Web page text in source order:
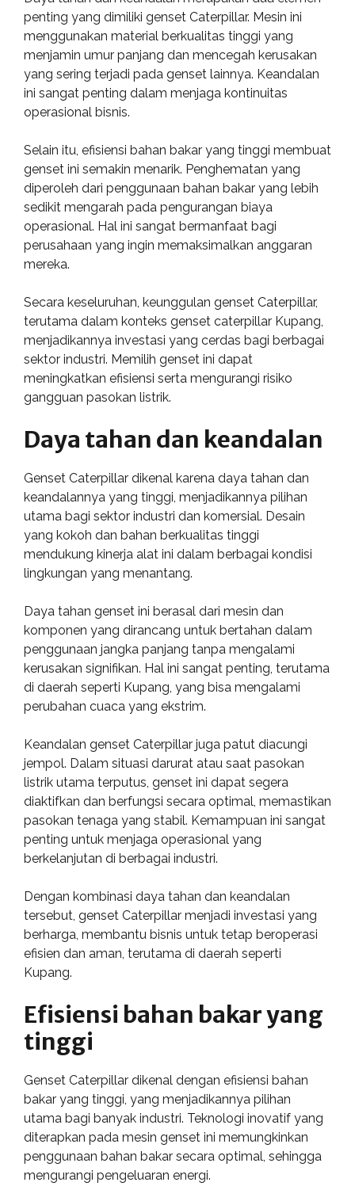
penting yang dimiliki genset Caterpillar. Mesin ini
menggunakan material berkualitas tinggi yang
menjamin umur panjang dan mencegah kerusakan
yang sering terjadi pada genset lainnya. Keandalan
ini sangat penting dalam menjaga kontinuitas
operasional bisnis.
Selain itu, efisiensi bahan bakar yang tinggi membuat
genset ini semakin menarik. Penghematan yang
diperoleh dari penggunaan bahan bakar yang lebih
sedikit mengarah pada pengurangan biaya
operasional. Hal ini sangat bermanfaat bagi
perusahaan yang ingin memaksimalkan anggaran
mereka.
Secara keseluruhan, keunggulan genset Caterpillar,
terutama dalam konteks genset caterpillar Kupang,
menjadikannya investasi yang cerdas bagi berbagai
sektor industri. Memilih genset ini dapat
meningkatkan efisiensi serta mengurangi risiko
gangguan pasokan listrik.
Daya tahan dan keandalan
Genset Caterpillar dikenal karena daya tahan dan
keandalannya yang tinggi, menjadikannya pilihan
utama bagi sektor industri dan komersial. Desain
yang kokoh dan bahan berkualitas tinggi
mendukung kinerja alat ini dalam berbagai kondisi
lingkungan yang menantang.
Daya tahan genset ini berasal dari mesin dan
komponen yang dirancang untuk bertahan dalam
penggunaan jangka panjang tanpa mengalami
kerusakan signifikan. Hal ini sangat penting, terutama
di daerah seperti Kupang, yang bisa mengalami
perubahan cuaca yang ekstrim.
Keandalan genset Caterpillar juga patut diacungi
jempol. Dalam situasi darurat atau saat pasokan
listrik utama terputus, genset ini dapat segera
diaktifkan dan berfungsi secara optimal, memastikan
pasokan tenaga yang stabil. Kemampuan ini sangat
penting untuk menjaga operasional yang
berkelanjutan di berbagai industri.
Dengan kombinasi daya tahan dan keandalan
tersebut, genset Caterpillar menjadi investasi yang
berharga, membantu bisnis untuk tetap beroperasi
efisien dan aman, terutama di daerah seperti
Kupang.
Efisiensi bahan bakar yang
tinggi
Genset Caterpillar dikenal dengan efisiensi bahan
bakar yang tinggi, yang menjadikannya pilihan
utama bagi banyak industri. Teknologi inovatif yang
diterapkan pada mesin genset ini memungkinkan
penggunaan bahan bakar secara optimal, sehingga
mengurangi pengeluaran energi.